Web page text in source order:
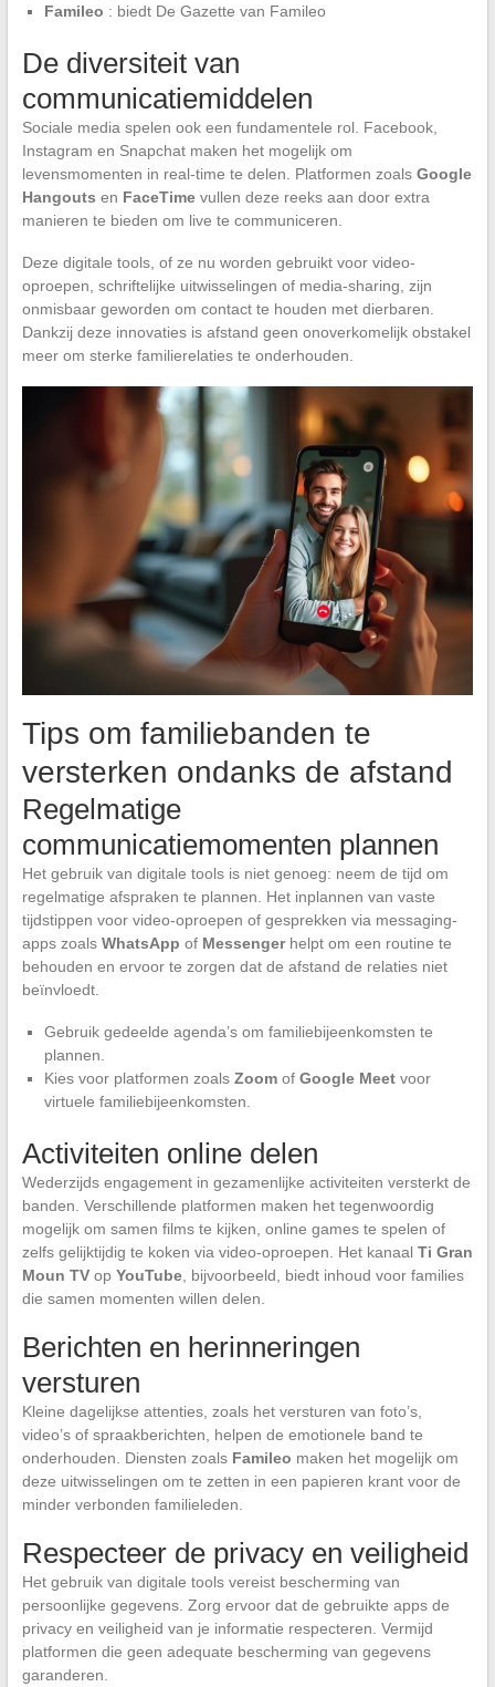
Famileo : biedt De Gazette van Famileo
De diversiteit van
communicatiemiddelen
Sociale media spelen ook een fundamentele rol. Facebook,
Instagram en Snapchat maken het mogelijk om
levensmomenten in real-time te delen. Platformen zoals Google
Hangouts en FaceTimevullen deze reeks aan door extra
manieren te bieden om live te communiceren.
Deze digitale tools, of ze nu worden gebruikt voor video-
oproepen, schriftelijke uitwisselingen of media-sharing, zijn
onmisbaar geworden om contact te houden met dierbaren.
Dankzij deze innovaties is afstand geen onoverkomelijk obstakel
meer om sterke familierelaties te onderhouden.
Tips om familiebanden te
versterken ondanks de afstand
Regelmatige
communicatiemomenten plannen
Het gebruik van digitale tools is niet genoeg: neem de tijd om
regelmatige afspraken te plannen. Het inplannen van vaste
tijdstippen voor video-oproepen of gesprekken via messaging-
apps zoals WhatsApp of Messengerhelpt om een routine te
behouden en ervoor te zorgen dat de afstand de relaties niet
beïnvloedt.
Gebruik gedeelde agenda’s om familiebijeenkomsten te
plannen.
Kies voor platformen zoals Zoomof Google Meetvoor
virtuele familiebijeenkomsten.
Activiteiten online delen
Wederzijds engagement in gezamenlijke activiteiten versterkt de
banden. Verschillende platformen maken het tegenwoordig
mogelijk om samen films te kijken, online games te spelen of
zelfs gelijktijdig te koken via video-oproepen. Het kanaal Ti Gran
Moun TVop YouTube, bijvoorbeeld, biedt inhoud voor families
die samen momenten willen delen.
Berichten en herinneringen
versturen
Kleine dagelijkse attenties, zoals het versturen van foto’s,
video’s of spraakberichten, helpen de emotionele band te
onderhouden. Diensten zoals Famileo maken het mogelijk om
deze uitwisselingen om te zetten in een papieren krant voor de
minder verbonden familieleden.
Respecteer de privacy en veiligheid
Het gebruik van digitale tools vereist bescherming van
persoonlijke gegevens. Zorg ervoor dat de gebruikte apps de
privacy en veiligheid van je informatie respecteren. Vermijd
platformen die geen adequate bescherming van gegevens
garanderen.